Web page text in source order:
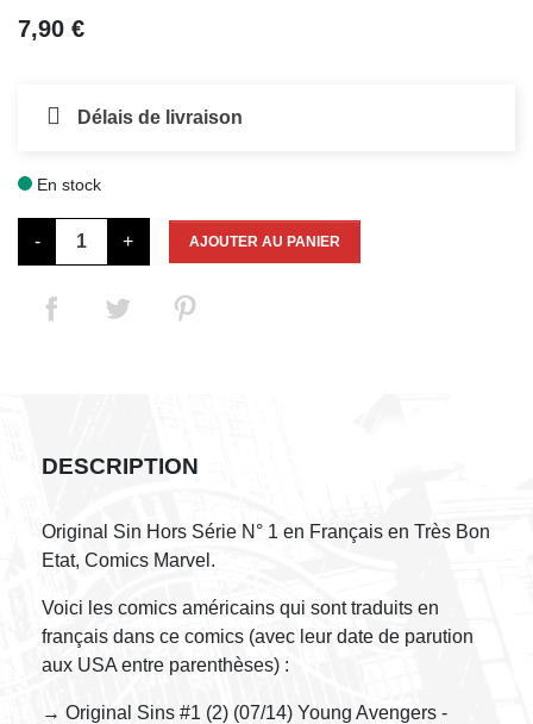
7,90 €
Délais de livraison
En stock
- + AJOUTER AU PANIER
DESCRIPTION
Original Sin Hors Série N° 1 en Français en Très Bon
Etat, Comics Marvel.
Voici les comics américains qui sont traduits en
français dans ce comics (avec leur date de parution
aux USA entre parenthèses) :
→ Original Sins #1 (2) (07/14) Young Avengers -